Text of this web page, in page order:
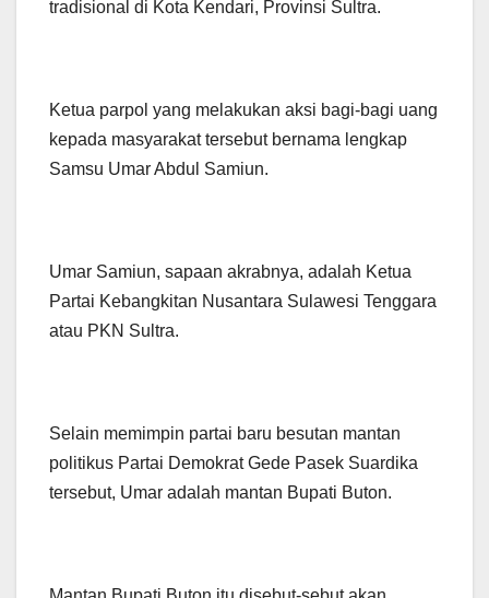
tradisional di Kota Kendari, Provinsi Sultra.
Ketua parpol yang melakukan aksi bagi-bagi uang
kepada masyarakat tersebut bernama lengkap
Samsu Umar Abdul Samiun.
Umar Samiun, sapaan akrabnya, adalah Ketua
Partai Kebangkitan Nusantara Sulawesi Tenggara
atau PKN Sultra.
Selain memimpin partai baru besutan mantan
politikus Partai Demokrat Gede Pasek Suardika
tersebut, Umar adalah mantan Bupati Buton.